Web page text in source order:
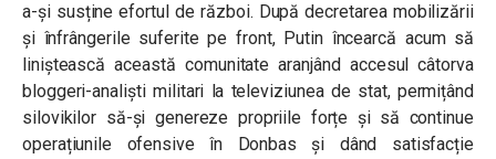
a-și susține efortul de război. După decretarea mobilizării
și înfrângerile suferite pe front, Putin încearcă acum să
liniștească această comunitate aranjând accesul câtorva
bloggeri-analiști militari la televiziunea de stat, permițând
silovikilor să-și genereze propriile forțe și să continue
operațiunile ofensive în Donbas și dând satisfacție